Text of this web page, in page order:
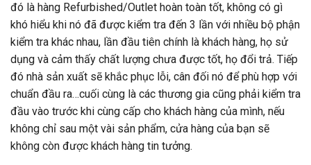
đó là hàng Refurbished/Outlet hoàn toàn tốt, không có gì
khó hiểu khi nó đã được kiểm tra đến 3 lần với nhiều bộ phận
kiểm tra khác nhau, lần đầu tiên chính là khách hàng, họ sử
dụng và cảm thấy chất lượng chưa được tốt, họ đổi trả. Tiếp
đó nhà sản xuất sẽ khắc phục lỗi, cân đối nó để phù hợp với
chuẩn đầu ra…cuối cùng là các thương gia cũng phải kiểm tra
đầu vào trước khi cùng cấp cho khách hàng của mình, nếu
không chỉ sau một vài sản phẩm, cửa hàng của bạn sẽ
không còn được khách hàng tin tưởng.